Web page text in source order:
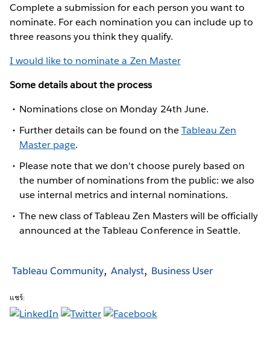
Complete a submission for each person you want to
nominate. For each nomination you can include up to
three reasons you think they qualify.
I would like to nominate a Zen Master
Some details about the process
Nominations close on Monday 24th June.
Further details can be found on theTableau Zen
Master page.
Please note that we don't choose purely based on
the number of nominations from the public: we also
use internal metrics and internal nominations.
The new class of Tableau Zen Masters will be officially
announced at the Tableau Conference in Seattle.
Tableau Community Analyst Business User
แชร์: